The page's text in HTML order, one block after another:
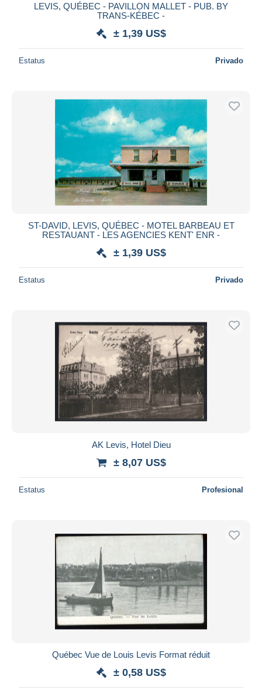
LEVIS, QUÉBEC - PAVILLON MALLET - PUB. BY
TRANS-KÉBEC -
± 1,39 US$
Estatus Privado
ST-DAVID, LEVIS, QUÉBEC - MOTEL BARBEAU ET
RESTAUANT - LES AGENCIES KENT' ENR -
± 1,39 US$
Estatus Privado
AK Levis, Hotel Dieu
± 8,07 US$
Estatus Profesional
Québec Vue de Louis Levis Format réduit
± 0,58 US$